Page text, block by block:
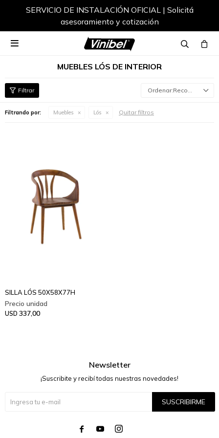
SERVICIO DE INSTALACIÓN OFICIAL | Solicitá
asesoramiento y cotización

MUEBLES LÓS DE INTERIOR
Recomendados
Filtrando por: Muebles Lós Quitar filtros
SILLA LÓS 50X58X77H
USD 337,00
Newsletter
¡Suscribite y recibí todas nuestras novedades!
SUSCRIBIRME
  